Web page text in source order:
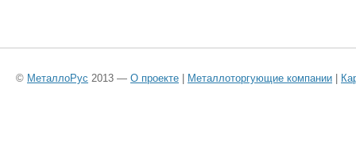
© МеталлоРус 2013 — О проекте | Металлоторгующие компании |